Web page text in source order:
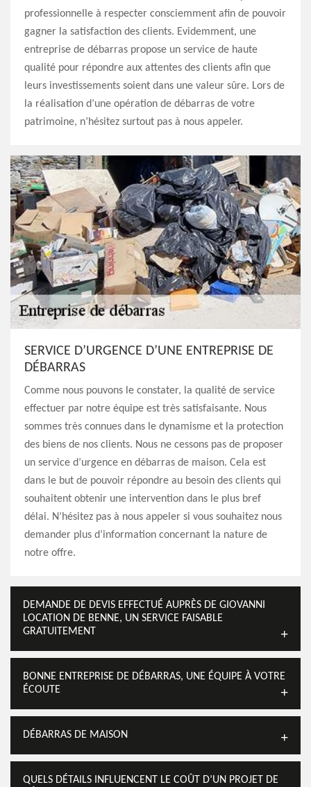
professionnelle à respecter consciemment afin de pouvoir
gagner la satisfaction des clients. Evidemment, une
entreprise de débarras propose un service de haute
qualité pour répondre aux attentes des clients afin que
leurs investissements soient dans une valeur sûre. Lors de
la réalisation d’une opération de débarras de votre
patrimoine, n’hésitez surtout pas à nous appeler.
SERVICE D’URGENCE D’UNE ENTREPRISE DE
DÉBARRAS
Comme nous pouvons le constater, la qualité de service
effectuer par notre équipe est très satisfaisante. Nous
sommes très connues dans le dynamisme et la protection
des biens de nos clients. Nous ne cessons pas de proposer
un service d’urgence en débarras de maison. Cela est
dans le but de pouvoir répondre au besoin des clients qui
souhaitent obtenir une intervention dans le plus bref
délai. N’hésitez pas à nous appeler si vous souhaitez nous
demander plus d’information concernant la nature de
notre offre.
DEMANDE DE DEVIS EFFECTUÉ AUPRÈS DE GIOVANNI
LOCATION DE BENNE, UN SERVICE FAISABLE
GRATUITEMENT
BONNE ENTREPRISE DE DÉBARRAS, UNE ÉQUIPE À VOTRE
ÉCOUTE
DÉBARRAS DE MAISON
QUELS DÉTAILS INFLUENCENT LE COÛT D’UN PROJET DE